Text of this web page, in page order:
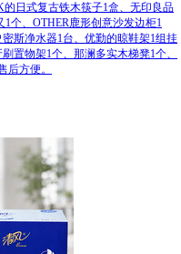
日式复古铁木筷子1盒、无印良品
1个、OTHER鹿形创意沙发边柜1
斯净水器1台、优勤的晾鞋架1组挂
置物架1个、那澜多实木梯凳1个、
后方便。